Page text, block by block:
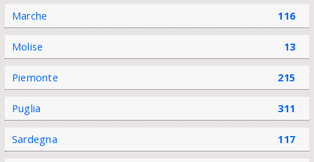
Marche 116
Molise 13
Piemonte 215
Puglia 311
Sardegna 117